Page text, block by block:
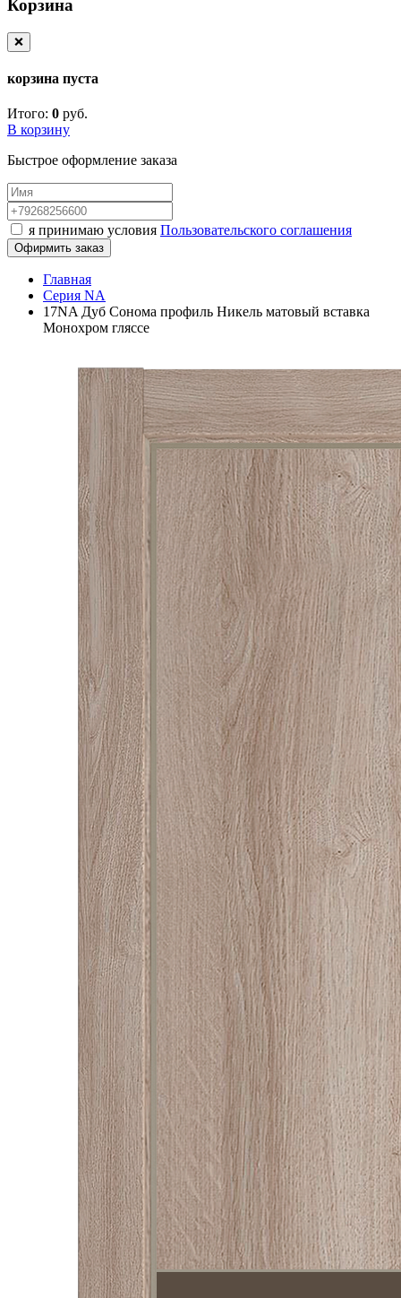
Корзина
❌
корзина пуста
Итого: 0 руб.
В корзину
Быстрое оформление заказа
я принимаю условия Пользовательского соглашения
Офирмить заказ
Главная
Серия NA
17NA Дуб Сонома профиль Никель матовый вставка
Монохром гляссе